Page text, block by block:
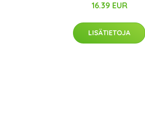
16.39 EUR
LISÄTIETOJA